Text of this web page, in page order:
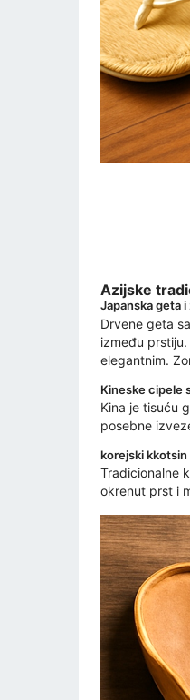
Azijske
Japanska geta i
Drvene geta
između
elegantnim.
Kineske cipele
Kina je tisuću
posebne
korejski kkotsin
Tradicionalne
okrenut prst i